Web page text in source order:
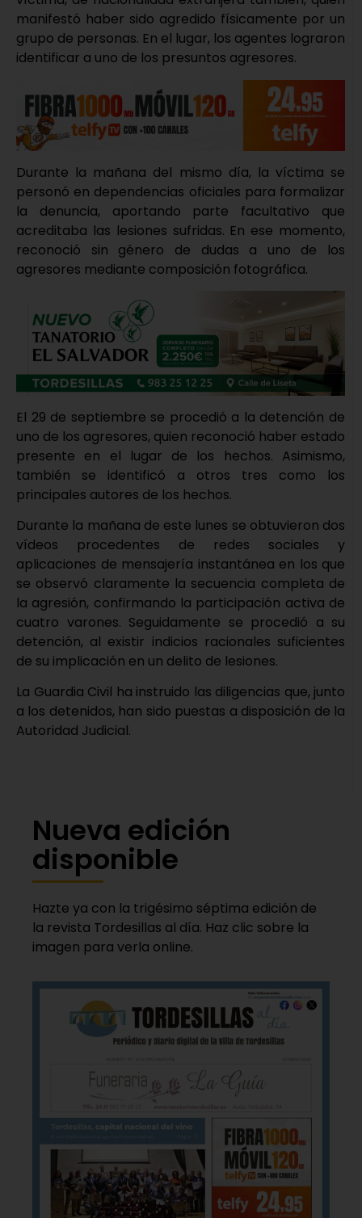
manifestó haber sido agredido físicamente por un
grupo de personas. En el lugar, los agentes lograron
identificar a uno de los presuntos agresores.
Durante la mañana del mismo día, la víctima se
personó en dependencias oficiales para formalizar
la denuncia, aportando parte facultativo que
acreditaba las lesiones sufridas. En ese momento,
reconoció sin género de dudas a uno de los
agresores mediante composición fotográfica.
El 29 de septiembre se procedió a la detención de
uno de los agresores, quien reconoció haber estado
presente en el lugar de los hechos. Asimismo,
también se identificó a otros tres como los
principales autores de los hechos.
Durante la mañana de este lunes se obtuvieron dos
vídeos procedentes de redes sociales y
aplicaciones de mensajería instantánea en los que
se observó claramente la secuencia completa de
la agresión, confirmando la participación activa de
cuatro varones. Seguidamente se procedió a su
detención, al existir indicios racionales suficientes
de su implicación en un delito de lesiones.
La Guardia Civil ha instruido las diligencias que, junto
a los detenidos, han sido puestas a disposición de la
Autoridad Judicial.
Nueva edición
disponible
Hazte ya con la trigésimo séptima edición de
la revista Tordesillas al día. Haz clic sobre la
imagen para verla online.